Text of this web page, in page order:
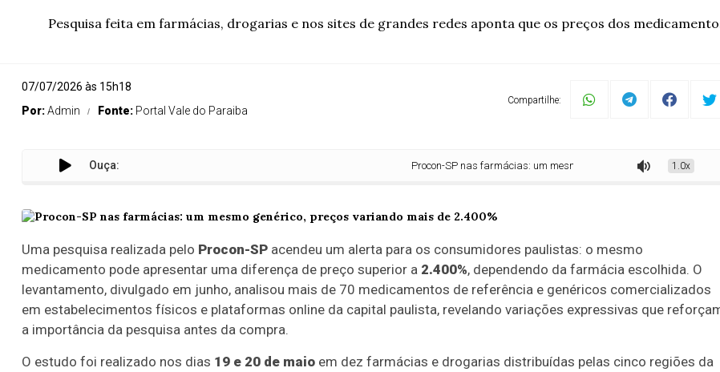
Pesquisa feita em farmácias, drogarias e nos sites de grandes redes aponta que os preços dos
07/07/2026 às 15h18
Por:Admin Fonte: Portal Vale do Paraiba
Compartilhe:
Ouça: Procon-SP nas farmácias: um mesmo genérico, preços variando mais de
1.0x
Uma pesquisa realizada pelo Procon-SP acendeu um alerta para os consumidores paulistas: o mesmo
medicamento pode apresentar uma diferença de preço superior a 2.400%, dependendo da farmácia escolhida. O
levantamento, divulgado em junho, analisou mais de 70 medicamentos de referência e genéricos comercializados
em estabelecimentos físicos e plataformas online da capital paulista, revelando variações expressivas que
a importância da pesquisa antes da compra.
O estudo foi realizado nos dias 19 e 20 de maio em dez farmácias e drogarias distribuídas pelas cinco regiões da